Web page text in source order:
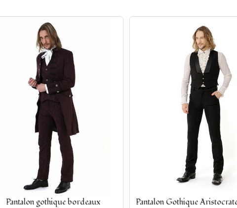
Pantalon gothique bordeaux
Pantalon Gothique